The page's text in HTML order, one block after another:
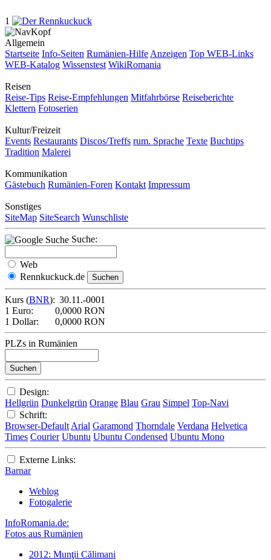
1
Allgemein
Startseite Info-Seiten Rumänien-Hilfe Anzeigen Top WEB-Links
WEB-Katalog Wissenstest WikiRomania
Reisen
Reise-Tips Reise-Empfehlungen Mitfahrbörse Reiseberichte
Klettern Fotoserien
Kultur/Freizeit
Events Restaurants Discos/Treffs rum. Sprache Texte Buchtips
Tradition Malerei
Kommunikation
Gästebuch Rumänien-Foren Kontakt Impressum
Sonstiges
SiteMap SiteSearch Wunschliste
Suche:
Web
Rennkuckuck.de
Kurs (BNR): 30.11.-0001
1 Euro:
0,0000 RON
1 Dollar:
0,0000 RON
PLZs in Rumänien
Design:
Hellgrün Dunkelgrün Orange Blau Grau Simpel Top-Navi
Schrift:
Browser-Default Arial Garamond Thorndale Verdana Helvetica
Times Courier Ubuntu Ubuntu Condensed Ubuntu Mono
Externe Links:
Barnar
Weblog
Fotogalerie
InfoRomania.de:
Fotos aus Rumänien
2012: Munţii Călimani